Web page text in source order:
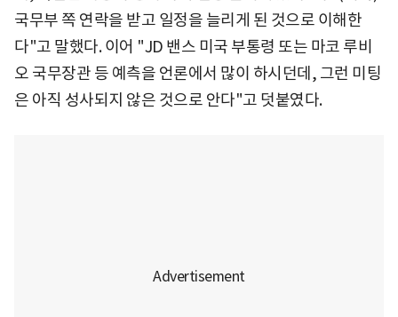
국무부 쪽 연락을 받고 일정을 늘리게 된 것으로 이해한
다"고 말했다. 이어 "JD 밴스 미국 부통령 또는 마코 루비
오 국무장관 등 예측을 언론에서 많이 하시던데, 그런 미팅
은 아직 성사되지 않은 것으로 안다"고 덧붙였다.